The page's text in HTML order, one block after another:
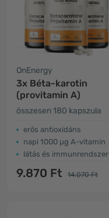
OnEnergy
3x Béta-karotin
(provitamin A)
összesen 180 kapszula
erős antioxidáns
napi 1000 µg A-vitamin
látás és immunrendszer támogatása
9.870 Ft 14.070 Ft